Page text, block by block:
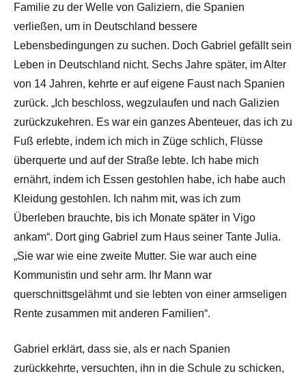
Familie zu der Welle von Galiziern, die Spanien
verließen, um in Deutschland bessere
Lebensbedingungen zu suchen. Doch Gabriel gefällt sein
Leben in Deutschland nicht. Sechs Jahre später, im Alter
von 14 Jahren, kehrte er auf eigene Faust nach Spanien
zurück. „Ich beschloss, wegzulaufen und nach Galizien
zurückzukehren. Es war ein ganzes Abenteuer, das ich zu
Fuß erlebte, indem ich mich in Züge schlich, Flüsse
überquerte und auf der Straße lebte. Ich habe mich
ernährt, indem ich Essen gestohlen habe, ich habe auch
Kleidung gestohlen. Ich nahm mit, was ich zum
Überleben brauchte, bis ich Monate später in Vigo
ankam“. Dort ging Gabriel zum Haus seiner Tante Julia.
„Sie war wie eine zweite Mutter. Sie war auch eine
Kommunistin und sehr arm. Ihr Mann war
querschnittsgelähmt und sie lebten von einer armseligen
Rente zusammen mit anderen Familien“.
Gabriel erklärt, dass sie, als er nach Spanien
zurückkehrte, versuchten, ihn in die Schule zu schicken,